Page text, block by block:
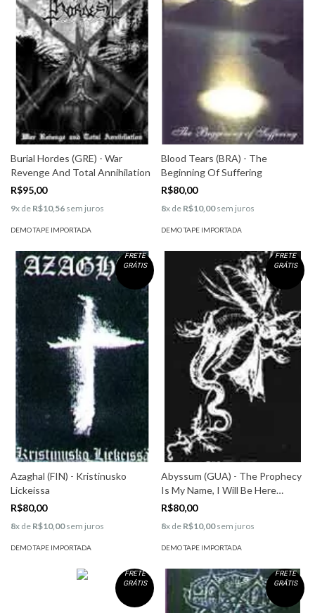
Burial Hordes (GRE) - War
Revenge And Total Annihilation
R$95,00
9x de R$10,56 sem juros
DEMO TAPE IMPORTADA
Blood Tears (BRA) - The
Beginning Of Suffering
R$80,00
8x de R$10,00sem juros
DEMO TAPE IMPORTADA
FRETE
GRÁTIS
Azaghal (FIN) - Kristinusko
Lickeissa
R$80,00
8x de R$10,00sem juros
DEMO TAPE IMPORTADA
FRETE
GRÁTIS
Abyssum (GUA) - The Prophecy
Is My Name, I Will Be Here
Eternally
R$80,00
8x de R$10,00sem juros
DEMO TAPE IMPORTADA
FRETE
GRÁTIS
FRETE
GRÁTIS